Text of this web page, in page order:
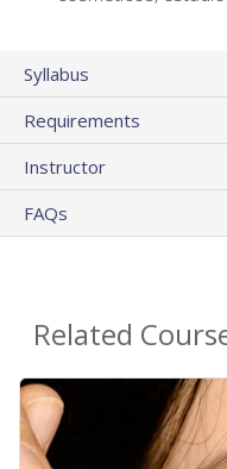
Syllabus
Requirements
Instructor
FAQs
Related